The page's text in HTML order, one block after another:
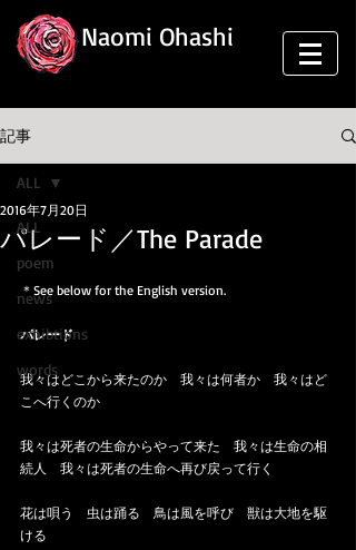
Naomi Ohashi
記事
ALL
poem
news
exhibtions
words
ALL
パレード／The Parade
2016年7月20日
＊See below for the English version.
パレード
我々はどこから来たのか　我々は何者か　我々はど
こへ行くのか
我々は死者の生命からやって来た　我々は生命の相
続人　我々は死者の生命へ再び戻って行く
花は唄う　虫は踊る　鳥は風を呼び　獣は大地を駆
ける